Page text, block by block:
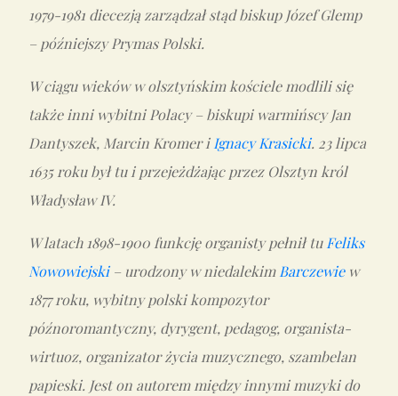
1979-1981 diecezją zarządzał stąd biskup Józef Glemp
– późniejszy Prymas Polski.
W ciągu wieków w olsztyńskim kościele modlili się
także inni wybitni Polacy – biskupi warmińscy Jan
Dantyszek, Marcin Kromer iIgnacy Krasicki. 23 lipca
1635 roku był tu i przejeżdżając przez Olsztyn król
Władysław IV.
W latach 1898-1900 funkcję organisty pełnił tuFeliks
Nowowiejski– urodzony w niedalekimBarczewiew
1877 roku, wybitny polski kompozytor
późnoromantyczny, dyrygent, pedagog, organista-
wirtuoz, organizator życia muzycznego, szambelan
papieski. Jest on autorem między innymi muzyki do